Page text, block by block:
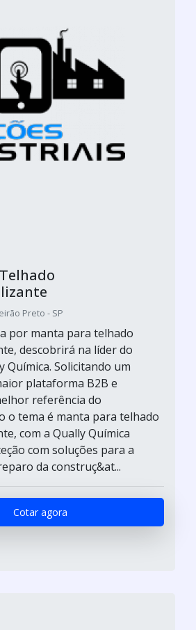
Preto - SP
por manta para telhado
descobrirá na líder do
Química. Solicitando um
plataforma B2B e
referência do
o tema é manta para telhado
com a Qually Química
com soluções para a
da construç&at...
Cotar agora